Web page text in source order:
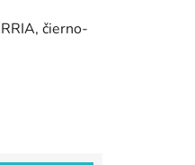
čierno-